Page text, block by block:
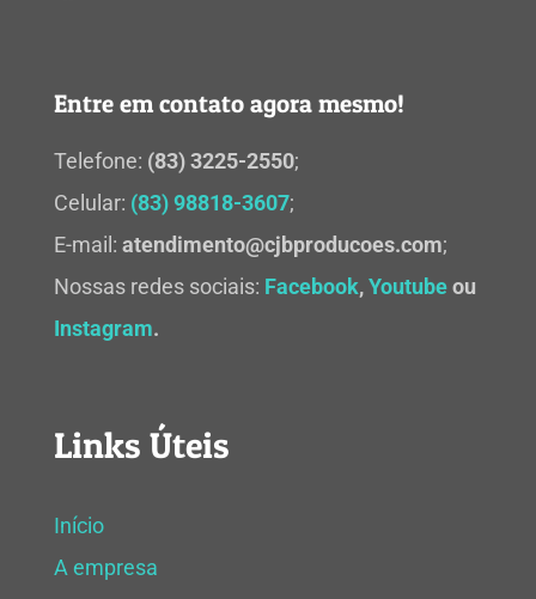
Entre em contato agora mesmo!
Telefone: (83) 3225-2550;
Celular: (83) 98818-3607;
E-mail: atendimento@cjbproducoes.com;
Nossas redes sociais: Facebook,Youtubeou
Instagram.
Links Úteis
Início
A empresa